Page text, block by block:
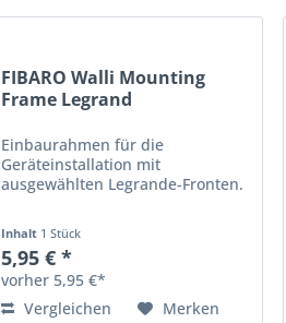
FIBARO Walli Mounting
Frame Legrand
Einbaurahmen für die
Geräteinstallation mit
ausgewählten Legrande-Fronten.
Inhalt 1 Stück
5,95 € *
vorher 5,95 €*
Vergleichen
Merken